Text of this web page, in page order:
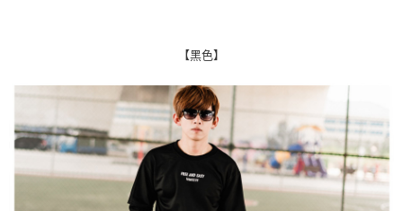
１．於結帳方式選擇「AFTEE先享後付」後，將跳轉至「AFTEE先享後付」
結帳頁面，進行簡訊認證並確認金額後，即可完成結帳。
２．訂單成立數日內，您將收到繳費通知簡訊。
３．收到繳費通知簡訊後14天內，點擊此簡訊中的連結，可透過四大超商／
ATM／網路銀行／等多元方式進行付款，方視為交易完成。
※ 請注意：結帳手續完成當下不需立刻繳費，但若您需要取消訂單，請聯絡
購買商品的店家。未經商家同意取消之訂單仍視為有效，需透過AFTEE先享
先付款後全家取貨
每筆NT$80，滿NT$1,800(含以上)免運費
7-11付款取貨
每筆NT$80，滿NT$1,800(含以上)免運費
【黑色】